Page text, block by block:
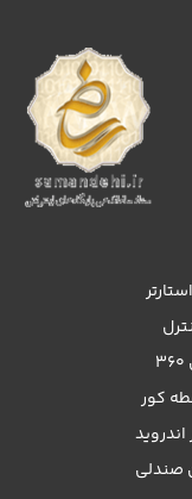
کور
اندروید
صندلی